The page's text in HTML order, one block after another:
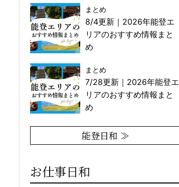
まとめ
8/4更新｜2026年能登エ
リアのおすすめ情報まと
め
まとめ
7/28更新｜2026年能登エ
リアのおすすめ情報まと
め
能登日和 ≫
お仕事日和